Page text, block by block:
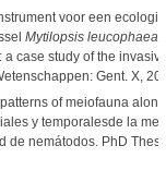
voor een
Mytilopsis
case study of the
Gent. X,
of meiofauna
y temporalesde la
nemátodos. PhD